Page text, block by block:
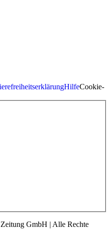
HilfeCookie-
GmbH | Alle Rechte